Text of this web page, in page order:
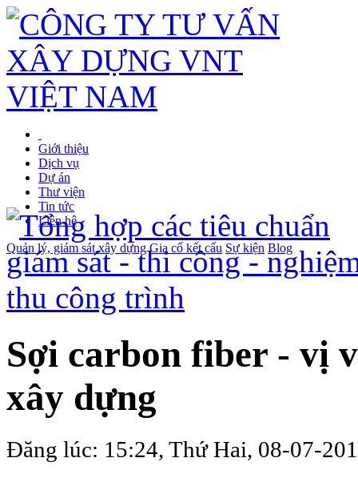
Giới thiệu
Dịch vụ
Dự án
Thư viện
Tin tức
Liên hệ
Quản lý, giám sát xây dựng Gia cố kết cấu Sự kiện Blog
Sợi carbon fiber - vị
xây dựng
Đăng lúc: 15:24, Thứ Hai, 08-07-